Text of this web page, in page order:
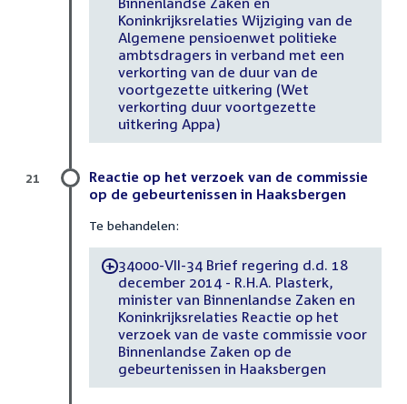
Koninkrijksrelaties Wijziging van de
Algemene pensioenwet politieke
ambtsdragers in verband met een
verkorting van de duur van de
voortgezette uitkering (Wet
verkorting duur voortgezette
uitkering Appa)
Reactie op het verzoek van de commissie
op de gebeurtenissen in Haaksbergen
Te behandelen:
-34000-VII-34 Brief regering d.d. 18
december 2014 - R.H.A. Plasterk,
minister van Binnenlandse Zaken en
Koninkrijksrelaties Reactie op het
verzoek van de vaste commissie voor
Binnenlandse Zaken op de
gebeurtenissen in Haaksbergen
21